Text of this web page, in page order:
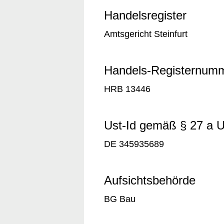
Handelsregister
Amtsgericht Steinfurt
Handels-
HRB 13446
Ust-Id gemäß § 27 a
DE 345935689
Aufsichtsbehörde
BG Bau